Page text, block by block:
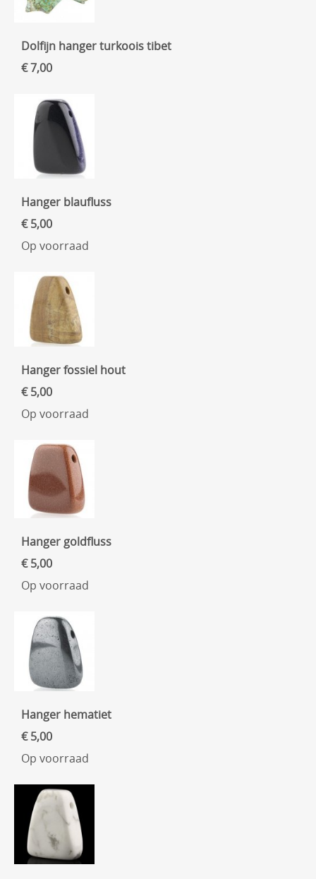
Dolfijn hanger turkoois tibet
€ 7,00
Hanger blaufluss
€ 5,00
Op voorraad
Hanger fossiel hout
€ 5,00
Op voorraad
Hanger goldfluss
€ 5,00
Op voorraad
Hanger hematiet
€ 5,00
Op voorraad